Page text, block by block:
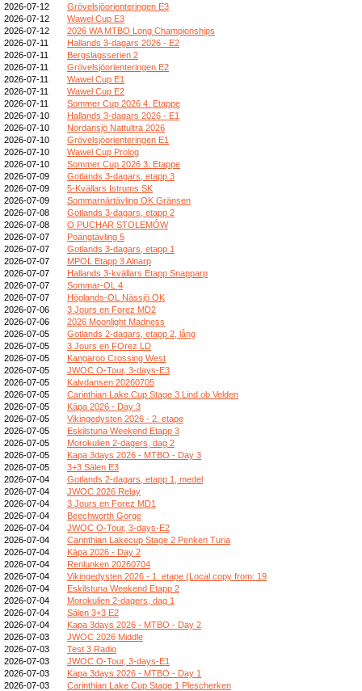
2026-07-12
Grövelsjöorienteringen E3
2026-07-12
Wawel Cup E3
2026-07-12
2026 WA MTBO Long Championships
2026-07-11
Hallands 3-dagars 2026 - E2
2026-07-11
Bergslagsserien 2
2026-07-11
Grövelsjöorienteringen E2
2026-07-11
Wawel Cup E1
2026-07-11
Wawel Cup E2
2026-07-11
Sommer Cup 2026 4. Etappe
2026-07-10
Hallands 3-dagars 2026 - E1
2026-07-10
Nordansjö Nattultra 2026
2026-07-10
Grövelsjöorienteringen E1
2026-07-10
Wawel Cup Prolog
2026-07-10
Sommer Cup 2026 3. Etappe
2026-07-09
Gotlands 3-dagars, etapp 3
2026-07-09
5-Kvällars Istrums SK
2026-07-09
Sommarnärtävling OK Gränsen
2026-07-08
Gotlands 3-dagars, etapp 2
2026-07-08
O PUCHAR STOLEMÓW
2026-07-07
Poängtävling 5
2026-07-07
Gotlands 3-dagars, etapp 1
2026-07-07
MPOL Etapp 3 Alnarp
2026-07-07
Hallands 3-kvällars Etapp Snapparp
2026-07-07
Sommar-OL 4
2026-07-07
Höglands-OL Nässjö OK
2026-07-06
3 Jours en Forez MD2
2026-07-06
2026 Moonlight Madness
2026-07-05
Gotlands 2-dagars, etapp 2, lång
2026-07-05
3 Jours en FOrez LD
2026-07-05
Kangaroo Crossing West
2026-07-05
JWOC O-Tour, 3-days-E3
2026-07-05
Kalvdansen 20260705
2026-07-05
Carinthian Lake Cup Stage 3 Lind ob Velden
2026-07-05
Kāpa 2026 - Day 3
2026-07-05
Vikingedysten 2026 - 2. etape
2026-07-05
Eskilstuna Weekend Etapp 3
2026-07-05
Morokulien 2-dagers, dag 2
2026-07-05
Kapa 3days 2026 - MTBO - Day 3
2026-07-05
3+3 Sälen E3
2026-07-04
Gotlands 2-dagars, etapp 1, medel
2026-07-04
JWOC 2026 Relay
2026-07-04
3 Jours en Forez MD1
2026-07-04
Beechworth Gorge
2026-07-04
JWOC O-Tour, 3-days-E2
2026-07-04
Carinthian Lakecup Stage 2 Penken Turia
2026-07-04
Kāpa 2026 - Day 2
2026-07-04
Renlunken 20260704
2026-07-04
Vikingedysten 2026 - 1. etape (Local copy from: 19
2026-07-04
Eskilstuna Weekend Etapp 2
2026-07-04
Morokulien 2-dagers, dag 1
2026-07-04
Sälen 3+3 E2
2026-07-04
Kapa 3days 2026 - MTBO - Day 2
2026-07-03
JWOC 2026 Middle
2026-07-03
Test 3 Radio
2026-07-03
JWOC O-Tour, 3-days-E1
2026-07-03
Kapa 3days 2026 - MTBO - Day 1
2026-07-03
Carinthian Lake Cup Stage 1 Plescherken